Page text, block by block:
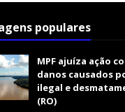
populares
MPF ajuíza ação
danos causados
ilegal e
(RO)